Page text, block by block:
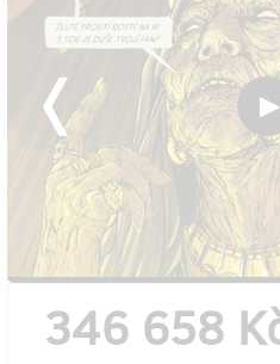
346 658